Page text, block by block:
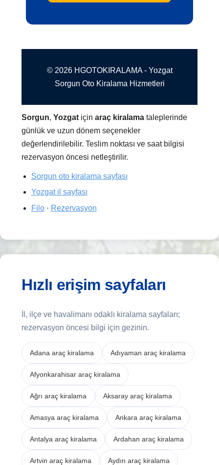
© 2026 HGOTOKIRALAMA - Yozgat
Sorgun Oto Kiralama Hizmetleri
Sorgun,Yozgat içinaraç kiralama taleplerinde
günlük ve uzun dönem seçenekler
değerlendirilebilir. Teslim noktası ve saat bilgisi
rezervasyon öncesi netleştirilir.
Sorgun oto kiralama sayfası
Yozgat il sayfası
Filo· Rezervasyon
Hızlı erişim sayfaları
İl, ilçe ve havalimanı odaklı kiralama sayfaları;
rezervasyon öncesi bilgi için gezinin.
Adana araç kiralama Adıyaman araç kiralama
Afyonkarahisar araç kiralama
Ağrı araç kiralama Aksaray araç kiralama
Amasya araç kiralama Ankara araç kiralama
Antalya araç kiralama Ardahan araç kiralama
Artvin araç kiralama Aydın araç kiralama